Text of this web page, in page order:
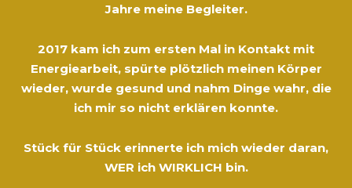
Jahre meine Begleiter.
2017 kam ich zum ersten Mal in Kontakt mit
Energiearbeit, spürte plötzlich meinen Körper
wieder, wurde gesund und nahm Dinge wahr, die
ich mir so nicht erklären konnte.
Stück für Stück erinnerte ich mich wieder daran,
WER ich WIRKLICH bin.